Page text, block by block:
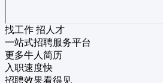
找工作 招人才
一站式招聘服务平台
更多牛人简历
入职速度快
招聘效果看得见